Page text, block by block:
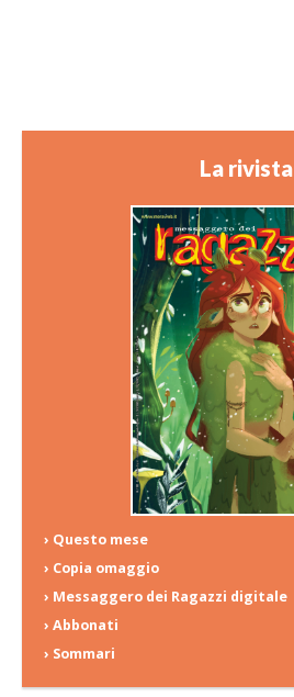
La rivista
› Questo mese
› Copia omaggio
› Messaggero dei Ragazzi digitale
› Abbonati
› Sommari